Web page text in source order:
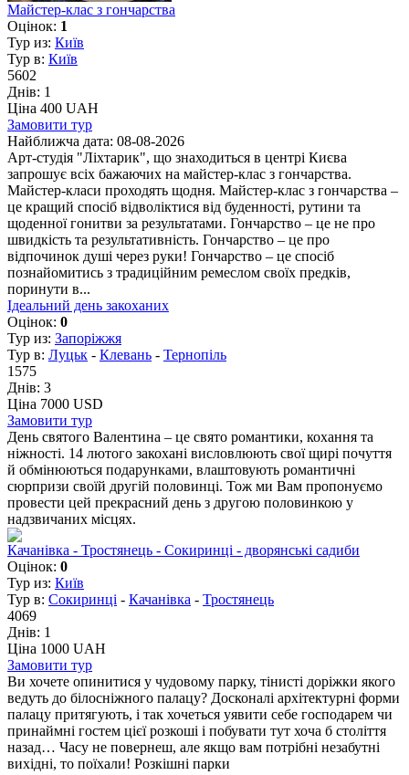
Майстер-клас з гончарства
Оцінок: 1
Тур из: Київ
Тур в: Київ
5602
Днів: 1
Ціна 400 UAH
Замовити тур
Найближча дата: 08-08-2026
Арт-студія "Ліхтарик", що знаходиться в центрі Києва
запрошує всіх бажаючих на майстер-клас з гончарства.
Майстер-класи проходять щодня. Майстер-клас з гончарства –
це кращий спосіб відволіктися від буденності, рутини та
щоденної гонитви за результатами. Гончарство – це не про
швидкість та результативність. Гончарство – це про
відпочинок душі через руки! Гончарство – це спосіб
познайомитись з традиційним ремеслом своїх предків,
поринути в...
Ідеальний день закоханих
Оцінок: 0
Тур из: Запоріжжя
Тур в: Луцьк - Клевань - Тернопіль
1575
Днів: 3
Ціна 7000 USD
Замовити тур
День святого Валентина – це свято романтики, кохання та
ніжності. 14 лютого закохані висловлюють свої щирі почуття
й обмінюються подарунками, влаштовують романтичні
сюрпризи своїй другій половинці. Тож ми Вам пропонуємо
провести цей прекрасний день з другою половинкою у
надзвичаних місцях.
Качанівка - Тростянець - Сокиринці - дворянські садиби
Оцінок: 0
Тур из: Київ
Тур в: Сокиринці - Качанівка - Тростянець
4069
Днів: 1
Ціна 1000 UAH
Замовити тур
Ви хочете опинитися у чудовому парку, тінисті доріжки якого
ведуть до білосніжного палацу? Досконалі архітектурні форми
палацу притягують, і так хочеться уявити себе господарем чи
принаймні гостем цієї розкоші і побувати тут хоча б століття
назад… Часу не повернеш, але якщо вам потрібні незабутні
вихідні, то поїхали! Розкішні парки